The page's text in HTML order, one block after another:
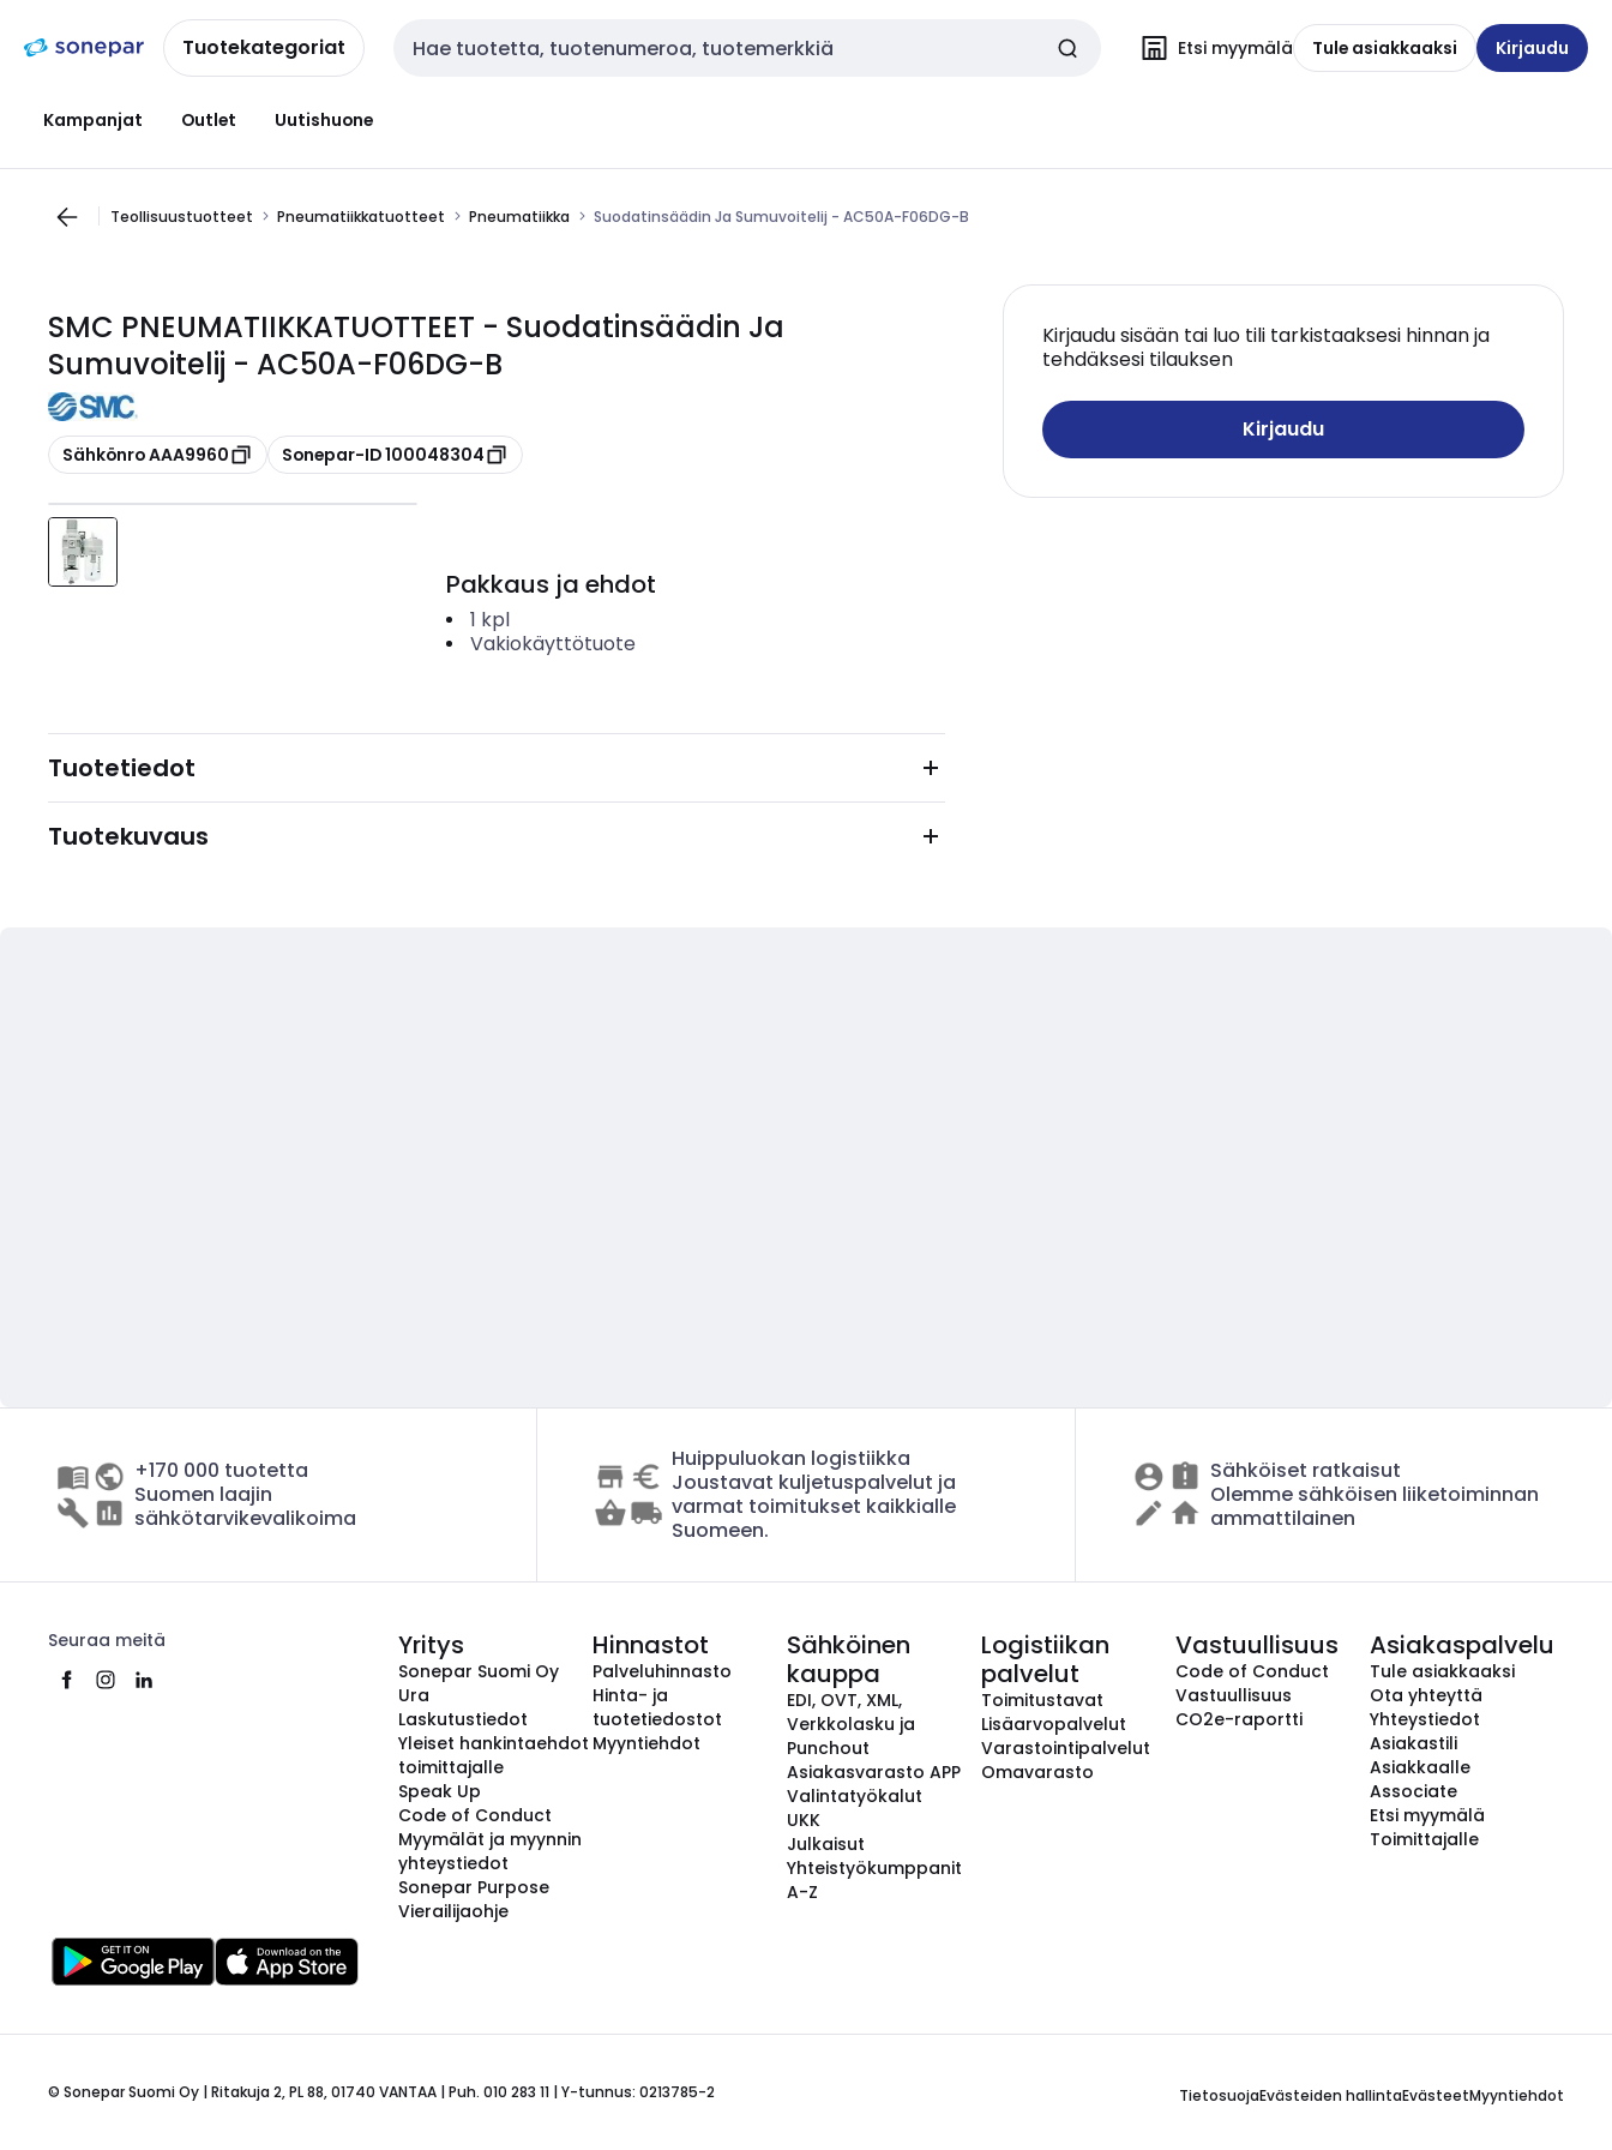
navigointiinsisältöönTuotekategoriat Haku Etsi myymälä Tule asiakkaaksi Kirjaudu
Kampanjat Outlet Uutishuone
Teollisuustuotteet Pneumatiikkatuotteet Pneumatiikka Suodatinsäädin Ja Sumuvoitelij - AC50A-F06DG-B
SMC PNEUMATIIKKATUOTTEET - Suodatinsäädin Ja
Sumuvoitelij - AC50A-F06DG-B
Kopioi
Sähkönro AAA9960 Kopioi
Sonepar-ID 100048304
Kirjaudu sisään tai luo tili tarkistaaksesi hinnan ja
tehdäksesi tilauksen
Kirjaudu
Pakkaus ja ehdot
1 kpl
Vakiokäyttötuote
Tuotetiedot
Tuotekuvaus
+170 000 tuotetta
Suomen laajin
sähkötarvikevalikoima
Huippuluokan logistiikka
Joustavat kuljetuspalvelut ja
varmat toimitukset kaikkialle
Suomeen.
Sähköiset ratkaisut
Olemme sähköisen liiketoiminnan
ammattilainen
Seuraa meitä Yritys
Sonepar Suomi Oy
Ura
Laskutustiedot
Yleiset hankintaehdot
toimittajalle
Speak Up
Code of Conduct
Myymälät ja myynnin
yhteystiedot
Sonepar Purpose
Vierailijaohje
Hinnastot
Palveluhinnasto
Hinta- ja
tuotetiedostot
Myyntiehdot
Sähköinen
kauppa
EDI, OVT, XML,
Verkkolasku ja
Punchout
Asiakasvarasto APP
Valintatyökalut
UKK
Julkaisut
Yhteistyökumppanit
A-Z
Logistiikan
palvelut
Toimitustavat
Lisäarvopalvelut
Varastointipalvelut
Omavarasto
Vastuullisuus
Code of Conduct
Vastuullisuus
CO2e-raportti
Asiakaspalvelu
Tule asiakkaaksi
Ota yhteyttä
Yhteystiedot
Asiakastili
Asiakkaalle
Associate
Etsi myymälä
Toimittajalle
© Sonepar Suomi Oy | Ritakuja 2, PL 88, 01740 VANTAA | Puh. 010 283 11 | Y-tunnus: 0213785-2 TietosuojaEvästeiden hallintaEvästeetMyyntiehdot